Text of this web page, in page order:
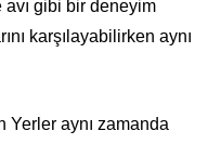
gibi bir deneyim
karşılayabilirken aynı
Yerler aynı zamanda